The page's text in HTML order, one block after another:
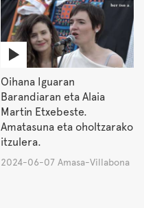
Oihana Iguaran
Barandiaran eta Alaia
Martin Etxebeste.
Amatasuna eta oholtzarako
itzulera.
2024-06-07 Amasa-Villabona